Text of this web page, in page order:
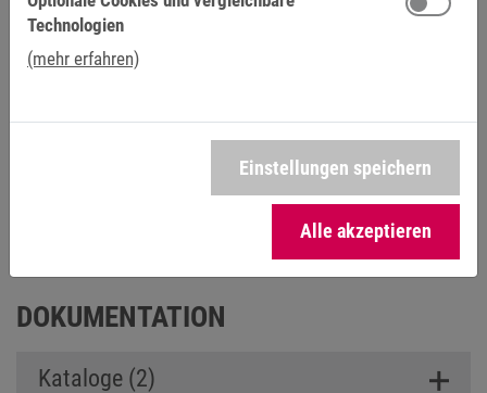
Zur Dokumentation der Getriebe &
Getriebemotoren
DOKUMENTATION
Kataloge (2)
Technologien
(mehr erfahren)
Einstellungen speichern
Alle akzeptieren